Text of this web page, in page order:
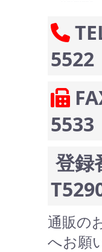
5522
5533
登録
通販の
へお願